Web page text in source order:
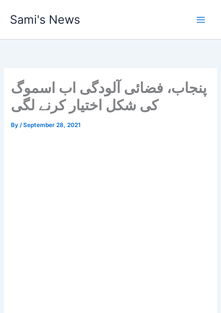
Sami's News
پنجاب، فضائی آلودگی اب اسموگ
کی شکل اختیار کرنے لگی
By/September 28, 2021